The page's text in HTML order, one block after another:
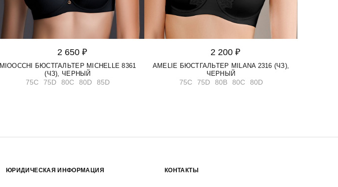
2 650 ₽
MIOOCCHI БЮСТГАЛЬТЕР MICHELLE 8361
(ЧЗ), ЧЕРНЫЙ
75C 75D 80C 80D 85D
2 200 ₽
AMELIE БЮСТГАЛЬТЕР MILANA 2316 (ЧЗ),
ЧЕРНЫЙ
75C 75D 80B 80C 80D
ЮРИДИЧЕСКАЯ ИНФОРМАЦИЯ КОНТАКТЫ